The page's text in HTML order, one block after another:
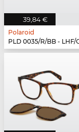
39,84 €
Polaroid
PLD 0035/R/BB - LHF/